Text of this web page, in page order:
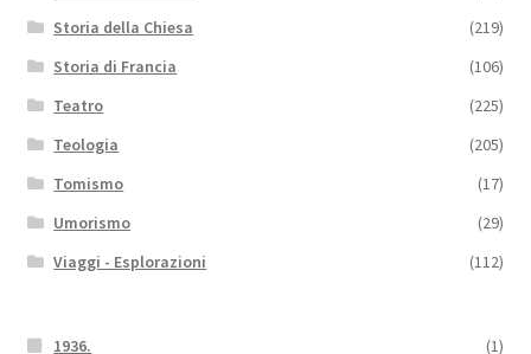
Storia della Chiesa
(219)
Storia di Francia
(106)
Teatro
(225)
Teologia
(205)
Tomismo
(17)
Umorismo
(29)
Viaggi - Esplorazioni
(112)
1936. (1)